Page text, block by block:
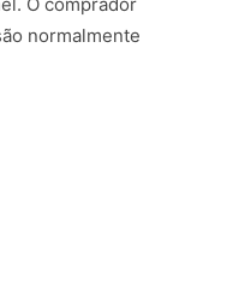
normalmente